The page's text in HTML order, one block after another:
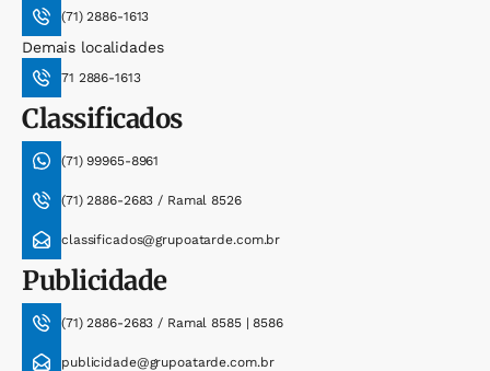
(71) 2886-1613
Demais localidades
71 2886-1613
Classificados
(71) 99965-8961
(71) 2886-2683 / Ramal 8526
classificados@grupoatarde.com.br
Publicidade
(71) 2886-2683 / Ramal 8585 | 8586
publicidade@grupoatarde.com.br